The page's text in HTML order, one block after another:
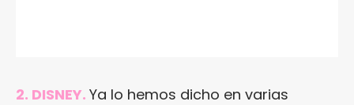
2. DISNEY. Ya lo hemos dicho en varias